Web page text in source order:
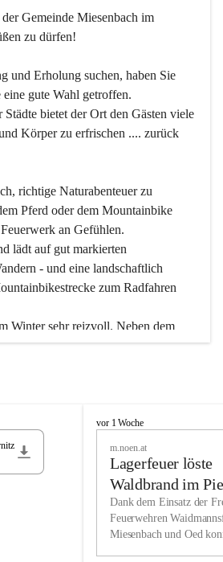
Gemeinde Miesenbach im
zu dürfen!
und Erholung suchen, haben Sie
gute Wahl getroffen.
bietet der Ort den Gästen viele
Körper zu erfrischen .... zurück
richtige Naturabenteuer zu
Pferd oder dem Mountainbike
an Gefühlen.
lädt auf gut markierten
- und eine landschaftlich
zum Radfahren
Winter sehr reizvoll. Neben dem
auf dem nahe gelegenen Unterberg
die zum Schifahren oder
Kulturvereine.
dass Sie in Miesenbach sowie
Gaststätten und urigen
als lebens- und liebenswerten Ort.
werden ebenso groß geschrieben
M
h
vor 1 Woche
m.noen.at
Lagerfeuer löste
Waldbrand im
aus
Dank dem Einsatz der
Feuerwehren
Miesenbach und Oed